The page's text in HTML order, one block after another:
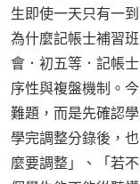
生即使一天只有一
為什麼記帳士補習
會．初五等．記帳
序性與複盤機制。
難題，而是先確認
學完調整分錄後，
麼要調整」、「若